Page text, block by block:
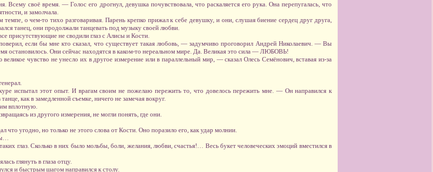
своё время. — Голос его дрогнул, девушка почувствовала, что раскаляется его рука. Она перепугалась, что
и замолчала.
темпе, о чем-то тихо разговаривая. Парень крепко прижал к себе девушку, и они, слушая биение сердец друг друга,
танец, они продолжали танцевать под музыку своей любви.
присутствующие не сводили глаз с Алисы и Кости.
если бы мне кто сказал, что существует такая любовь, — задумчиво проговорил Андрей Николаевич. — Вы
остановилось. Они сейчас находятся в каком-то нереальном мире. Да. Великая это сила — ЛЮБОВЬ!
чувство не унесло их в другое измерение или в параллельный мир, — сказал Олесь Семёнович, вставая из-за
испытал этот опыт. И врагам своим не пожелаю пережить то, что довелось пережить мне. — Он направился к
как в замедленной съемке, ничего не замечая вокруг.
вплотную.
из другого измерения, не могли понять, где они.
что угодно, но только не этого слова от Кости. Оно поразило его, как удар молнии.
глаз. Сколько в них было мольбы, боли, желания, любви, счастья!… Весь букет человеческих эмоций вместился в
глянуть в глаза отцу.
и быстрым шагом направился к столу.